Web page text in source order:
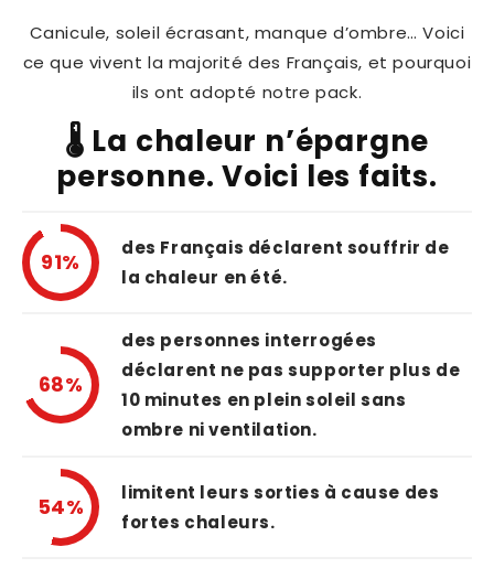
Canicule, soleil écrasant, manque d’ombre… Voici
ce que vivent la majorité des Français, et pourquoi
ils ont adopté notre pack.
🌡️ La chaleur n’épargne
personne. Voici les faits.
91%
des Français déclarent souffrir de
la chaleur en été.
68%
des personnes interrogées
déclarent ne pas supporter plus de
10 minutes en plein soleil sans
ombre ni ventilation.
54%
limitent leurs sorties à cause des
fortes chaleurs.